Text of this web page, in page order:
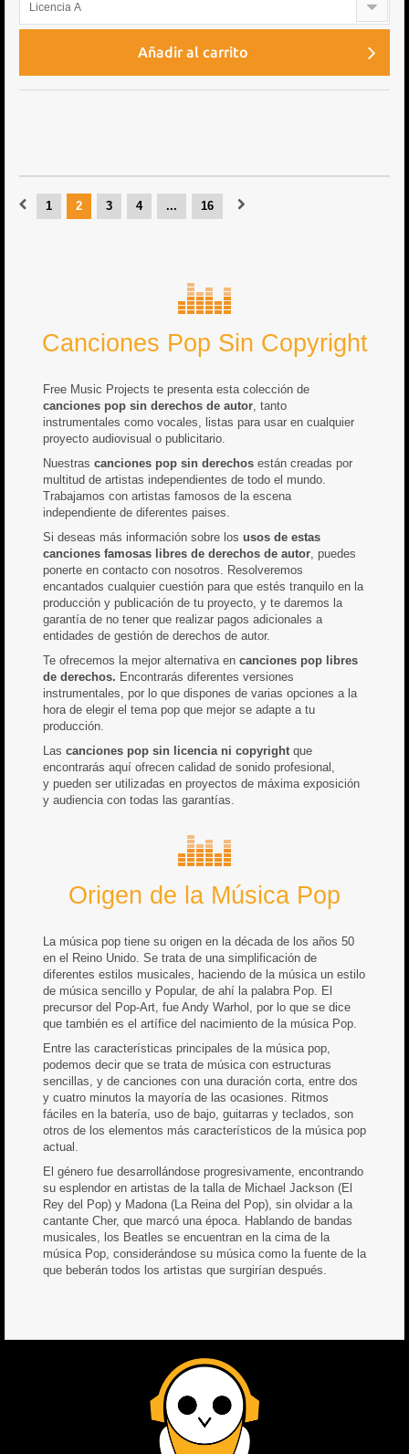
Licencia A
Añadir al carrito
1 2 3 4 ... 16
Canciones Pop Sin Copyright
Free Music Projects te presenta esta colección de
canciones pop sin derechos de autor , tanto
instrumentales como vocales, listas para usar en cualquier
proyecto audiovisual o publicitario.
Nuestras canciones pop sin derechos están creadas por
multitud de artistas independientes de todo el mundo.
Trabajamos con artistas famosos de la escena
independiente de diferentes paises.
Si deseas más información sobre los usos de estas
canciones famosas libres de derechos de autor , puedes
ponerte en contacto con nosotros. Resolveremos
encantados cualquier cuestión para que estés tranquilo en la
producción y publicación de tu proyecto, y te daremos la
garantía de no tener que realizar pagos adicionales a
entidades de gestión de derechos de autor.
Te ofrecemos la mejor alternativa en canciones pop libres
de derechos. Encontrarás diferentes versiones
instrumentales, por lo que dispones de varias opciones a la
hora de elegir el tema pop que mejor se adapte a tu
producción.
Las canciones pop sin licencia ni copyright que
encontrarás aquí ofrecen calidad de sonido profesional,
y pueden ser utilizadas en proyectos de máxima exposición
y audiencia con todas las garantías.
Origen de la Música Pop
La música pop tiene su origen en la década de los años 50
en el Reino Unido. Se trata de una simplificación de
diferentes estilos musicales, haciendo de la música un estilo
de música sencillo y Popular, de ahí la palabra Pop. El
precursor del Pop-Art, fue Andy Warhol, por lo que se dice
que también es el artífice del nacimiento de la música Pop.
Entre las características principales de la música pop,
podemos decir que se trata de música con estructuras
sencillas, y de canciones con una duración corta, entre dos
y cuatro minutos la mayoría de las ocasiones. Ritmos
fáciles en la batería, uso de bajo, guitarras y teclados, son
otros de los elementos más característicos de la música pop
actual.
El género fue desarrollándose progresivamente, encontrando
su esplendor en artistas de la talla de Michael Jackson (El
Rey del Pop) y Madona (La Reina del Pop), sin olvidar a la
cantante Cher, que marcó una época. Hablando de bandas
musicales, los Beatles se encuentran en la cima de la
música Pop, considerándose su música como la fuente de la
que beberán todos los artistas que surgirían después.